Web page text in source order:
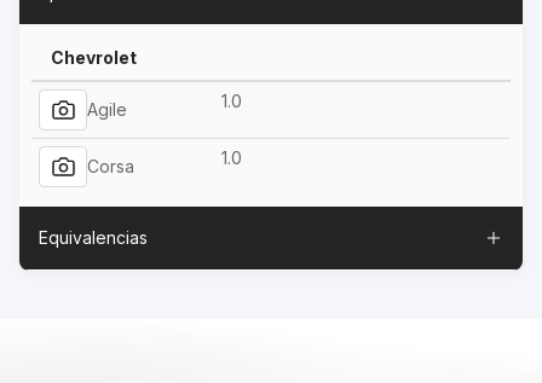
Chevrolet
Agile 1.0
Corsa 1.0
Equivalencias